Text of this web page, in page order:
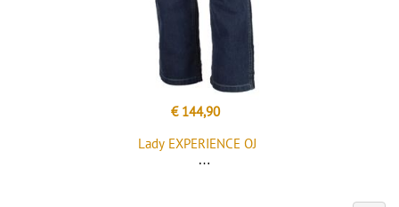
€ 144,90
Lady EXPERIENCE OJ